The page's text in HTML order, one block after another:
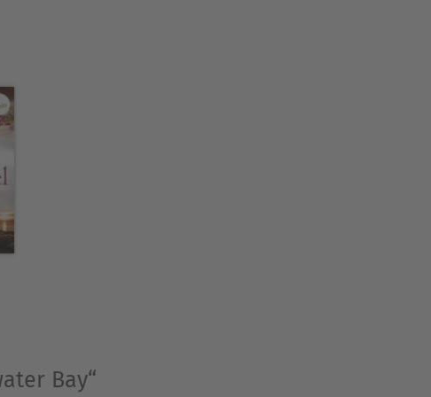
als Hörbücher bei SAGA
neuen Zeit« (auch
»Hoffnung eines neuen
Bay“